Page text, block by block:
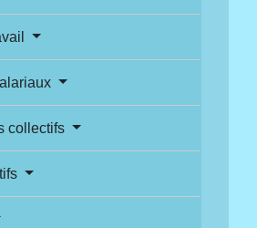
collectifs